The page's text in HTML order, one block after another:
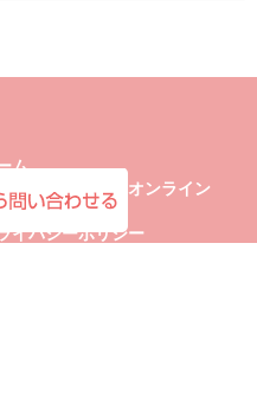
ム
ディカルスマートオンライン
い合わせ
イバシーポリシー